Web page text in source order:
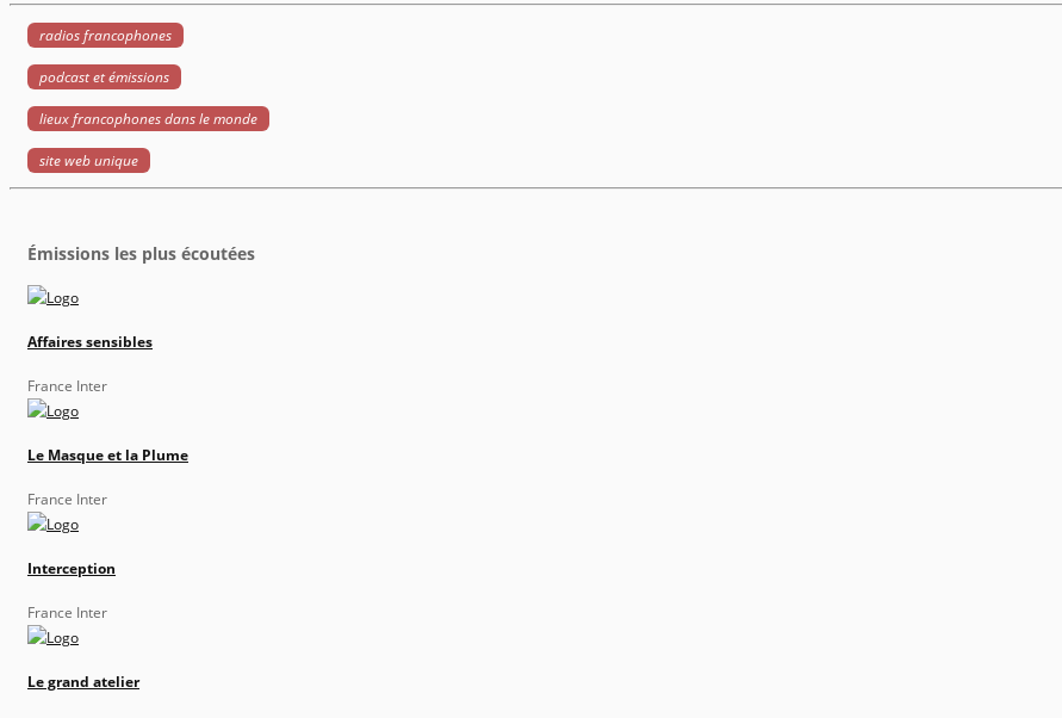
radios francophones
podcast et émissions
lieux francophones dans le monde
site web unique
Émissions les plus écoutées
Affaires sensibles
France Inter
Le Masque et la Plume
France Inter
Interception
France Inter
Le grand atelier